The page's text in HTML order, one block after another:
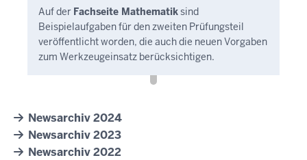
Auf der Fachseite Mathematiksind
Beispielaufgaben für den zweiten Prüfungsteil
veröffentlicht worden, die auch die neuen Vorgaben
zum Werkzeugeinsatz berücksichtigen.
Newsarchiv 2024
Newsarchiv 2023
Newsarchiv 2022